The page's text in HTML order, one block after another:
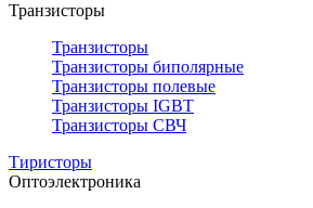
Транзисторы
Транзисторы
Транзисторы биполярные
Транзисторы полевые
Транзисторы IGBT
Транзисторы СВЧ
Тиристоры
Оптоэлектроника